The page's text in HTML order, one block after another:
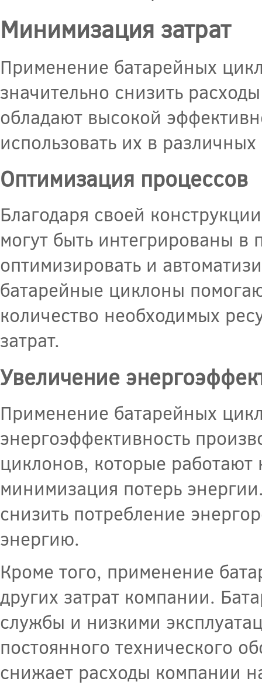
Минимизация затрат
Применение батарейных
значительно снизить
обладают высокой
использовать их в
Оптимизация процессов
Благодаря своей
могут быть интегрированы в
оптимизировать и
батарейные циклоны
количество необходимых
затрат.
Увеличение
Применение батарейных
энергоэффективность
циклонов, которые
минимизация потерь
снизить потребление
энергию.
Кроме того, применение
других затрат компании.
службы и низкими
постоянного технического
снижает расходы компании